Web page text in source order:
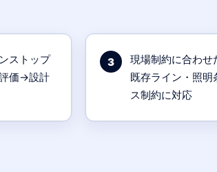
ストップ
価→設計
3
現場制約に合わせ
既存ライン・照明
ス制約に対応